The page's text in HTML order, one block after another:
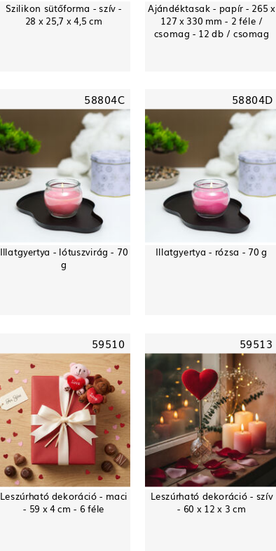
Szilikon sütőforma - szív -
28 x 25,7 x 4,5 cm
Ajándéktasak - papír - 265 x
127 x 330 mm - 2 féle /
csomag - 12 db / csomag
58804C
Illatgyertya - lótuszvirág - 70
g
58804D
Illatgyertya - rózsa - 70 g
59510
Leszúrható dekoráció - maci
- 59 x 4 cm - 6 féle
59513
Leszúrható dekoráció - szív
- 60 x 12 x 3 cm